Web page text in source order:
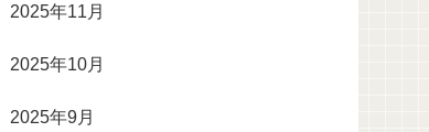
2025年11月
2025年10月
2025年9月